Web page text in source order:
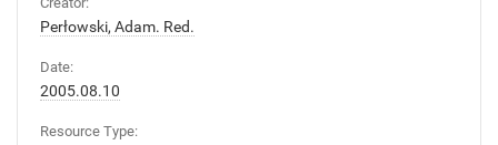
Perłowski, Adam. Red.
Date:
2005.08.10
Resource Type: